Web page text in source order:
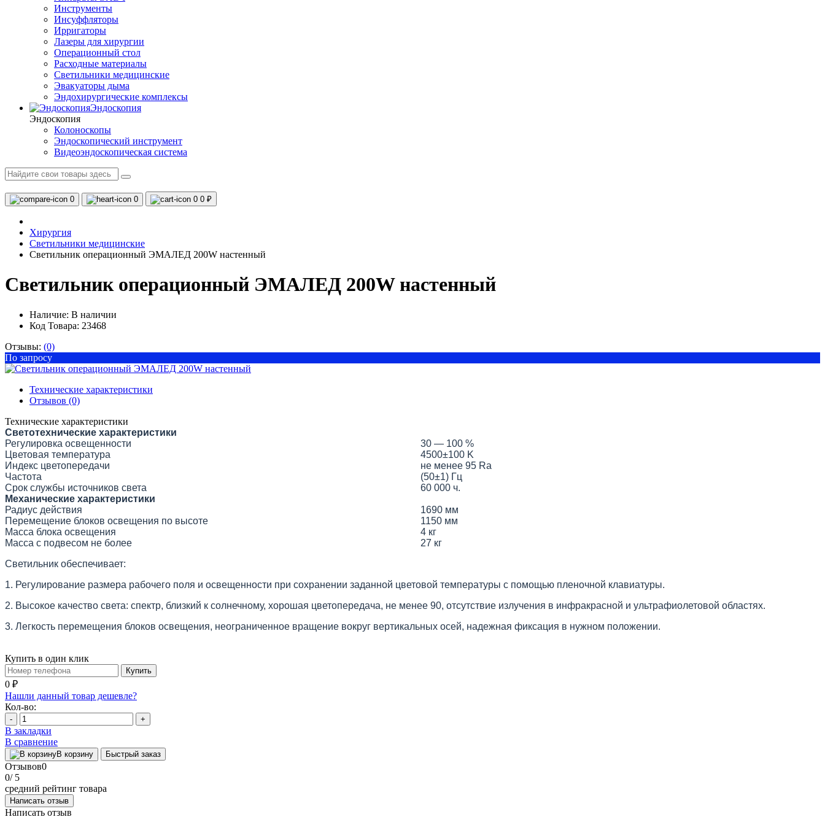
Инструменты
Инсуффляторы
Ирригаторы
Лазеры для хирургии
Операционный стол
Расходные материалы
Светильники медицинские
Эвакуаторы дыма
Эндохирургические комплексы
Эндоскопия
Эндоскопия
Колоноскопы
Эндоскопический инструмент
Видеоэндоскопическая система
0 0 0 0 ₽
Хирургия
Светильники медицинские
Светильник операционный ЭМАЛЕД 200W настенный
Светильник операционный ЭМАЛЕД 200W настенный
Наличие: В наличии
Код Товара: 23468
Отзывы: (0)
По запросу
Технические характеристики
Отзывов (0)
Технические характеристики
Светотехнические характеристики
Регулировка освещенности
30 — 100 %
Цветовая температура
4500±100 K
Индекс цветопередачи
не менее 95 Ra
Частота
(50±1) Гц
Срок службы источников света
60 000 ч.
Механические характеристики
Радиус действия
1690 мм
Перемещение блоков освещения по высоте
1150 мм
Масса блока освещения
4 кг
Масса с подвесом не более
27 кг
Светильник обеспечивает:
1. Регулирование размера рабочего поля и освещенности при сохранении заданной цветовой температуры с помощью пленочной клавиатуры.
2. Высокое качество света: спектр, близкий к солнечному, хорошая цветопередача, не менее 90, отсутствие излучения в инфракрасной и ультрафиолетовой областях.
3. Легкость перемещения блоков освещения, неограниченное вращение вокруг вертикальных осей, надежная фиксация в нужном положении.
Купить в один клик
Купить
0 ₽
Нашли данный товар дешевле?
Кол-во:
- +
В закладки
В сравнение
В корзину Быстрый заказ
Отзывов0
0/ 5
средний рейтинг товара
Написать отзыв
Написать отзыв